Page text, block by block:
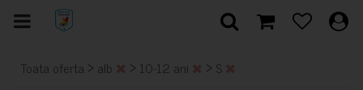
Toata oferta > alb > 10-12 ani > S